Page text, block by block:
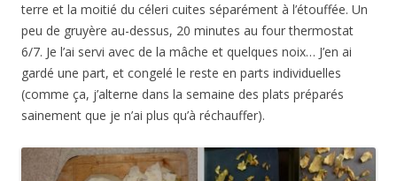
terre et la moitié du céleri cuites séparément à l’étouffée. Un
peu de gruyère au-dessus, 20 minutes au four thermostat
6/7. Je l’ai servi avec de la mâche et quelques noix… J’en ai
gardé une part, et congelé le reste en parts individuelles
(comme ça, j’alterne dans la semaine des plats préparés
sainement que je n’ai plus qu’à réchauffer).